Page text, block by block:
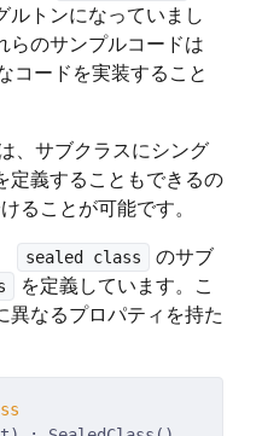
ルトンになっていまし
らのサンプルコードは
コードを実装すること
、サブクラスにシング
定義することもできるの
ることが可能です。
sealed class
のサブ
を定義しています。こ
異なるプロパティを持た